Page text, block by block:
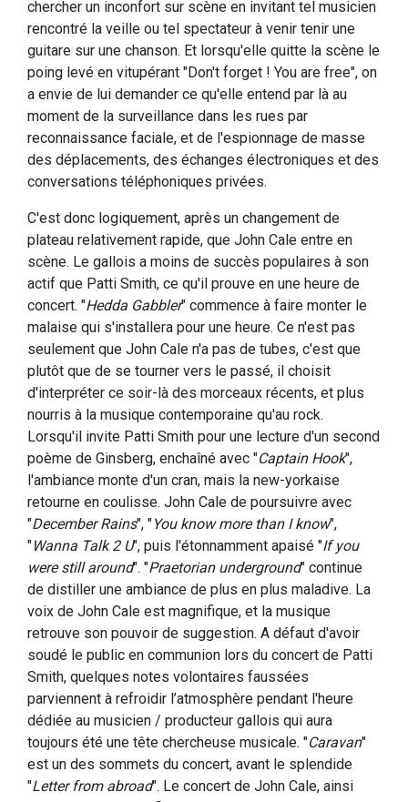
chercher un inconfort sur scène en invitant tel musicien
rencontré la veille ou tel spectateur à venir tenir une
guitare sur une chanson. Et lorsqu'elle quitte la scène le
poing levé en vitupérant "Don't forget ! You are free", on
a envie de lui demander ce qu'elle entend par là au
moment de la surveillance dans les rues par
reconnaissance faciale, et de l'espionnage de masse
des déplacements, des échanges électroniques et des
conversations téléphoniques privées.
C'est donc logiquement, après un changement de
plateau relativement rapide, que John Cale entre en
scène. Le gallois a moins de succès populaires à son
actif que Patti Smith, ce qu'il prouve en une heure de
concert. "Hedda Gabbler" commence à faire monter le
malaise qui s'installera pour une heure. Ce n'est pas
seulement que John Cale n'a pas de tubes, c'est que
plutôt que de se tourner vers le passé, il choisit
d'interpréter ce soir-là des morceaux récents, et plus
nourris à la musique contemporaine qu'au rock.
Lorsqu'il invite Patti Smith pour une lecture d'un second
poème de Ginsberg, enchaîné avec "Captain Hook",
l'ambiance monte d'un cran, mais la new-yorkaise
retourne en coulisse. John Cale de poursuivre avec
"December Rains", "You know more than I know",
"Wanna Talk 2 U", puis l'étonnamment apaisé "If you
were still around". "Praetorian underground" continue
de distiller une ambiance de plus en plus maladive. La
voix de John Cale est magnifique, et la musique
retrouve son pouvoir de suggestion. A défaut d'avoir
soudé le public en communion lors du concert de Patti
Smith, quelques notes volontaires faussées
parviennent à refroidir l’atmosphère pendant l'heure
dédiée au musicien / producteur gallois qui aura
toujours été une tête chercheuse musicale. "Caravan"
est un des sommets du concert, avant le splendide
"Letter from abroad". Le concert de John Cale, ainsi